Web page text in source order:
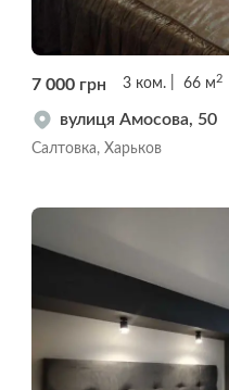
7 000 грн 3 ком. 66 м 2
вулиця Амосова, 50
Салтовка, Харьков